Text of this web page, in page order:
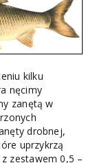
kilku
nęcimy
zanętą w
drobnej,
uprzykrzą
zestawem 0,5 –